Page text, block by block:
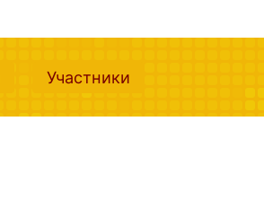
(current)Участники